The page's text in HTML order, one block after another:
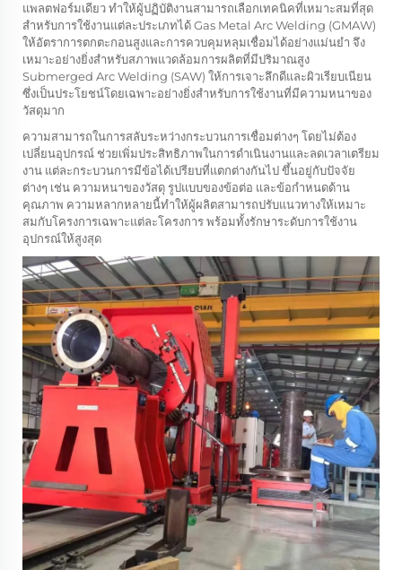
แพลตฟอร์มเดียว ทำให้ผู้ปฏิบัติงานสามารถเลือกเทคนิคที่เหมาะสมที่สุด
สำหรับการใช้งานแต่ละประเภทได้ Gas Metal Arc Welding (GMAW)
ให้อัตราการตกตะกอนสูงและการควบคุมหลุมเชื่อมได้อย่างแม่นยำ จึง
เหมาะอย่างยิ่งสำหรับสภาพแวดล้อมการผลิตที่มีปริมาณสูง
Submerged Arc Welding (SAW) ให้การเจาะลึกดีและผิวเรียบเนียน
ซึ่งเป็นประโยชน์โดยเฉพาะอย่างยิ่งสำหรับการใช้งานที่มีความหนาของ
วัสดุมาก
ความสามารถในการสลับระหว่างกระบวนการเชื่อมต่างๆ โดยไม่ต้อง
เปลี่ยนอุปกรณ์ ช่วยเพิ่มประสิทธิภาพในการดำเนินงานและลดเวลาเตรียม
งาน แต่ละกระบวนการมีข้อได้เปรียบที่แตกต่างกันไป ขึ้นอยู่กับปัจจัย
ต่างๆ เช่น ความหนาของวัสดุ รูปแบบของข้อต่อ และข้อกำหนดด้าน
คุณภาพ ความหลากหลายนี้ทำให้ผู้ผลิตสามารถปรับแนวทางให้เหมาะ
สมกับโครงการเฉพาะแต่ละโครงการ พร้อมทั้งรักษาระดับการใช้งาน
อุปกรณ์ให้สูงสุด